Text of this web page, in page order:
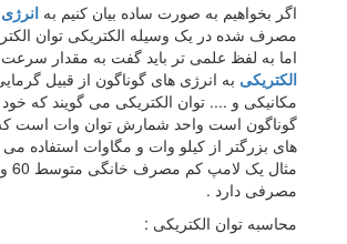
اگر بخواهیم به صورت ساده بیان کنیم به
مصرف شده در یک وسیله الکتریکی توان
اما به لفظ علمی تر باید گفت به مقدار سرعت
الکتریکی به انرژی های گوناگون از قبیل
مکانیکی و .... توان الکتریکی می گویند که
گوناگون است واحد شمارش توان وات است
های بزرگتر از کیلو وات و مگاوات استفاده
مصرفی دارد .
محاسبه توان الکتریکی :